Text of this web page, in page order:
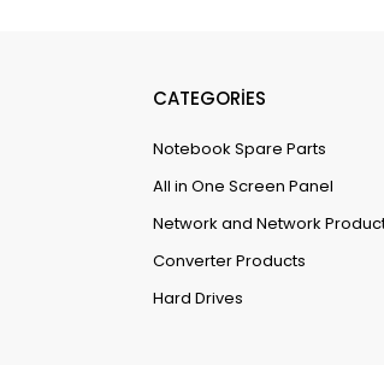
CATEGORİES
Notebook Spare Parts
All in One Screen Panel
Network and Network
Converter Products
Hard Drives